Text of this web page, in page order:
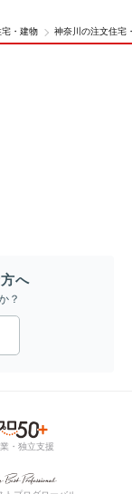
・建物 神奈川の注文住宅
へ
？
・独立支援